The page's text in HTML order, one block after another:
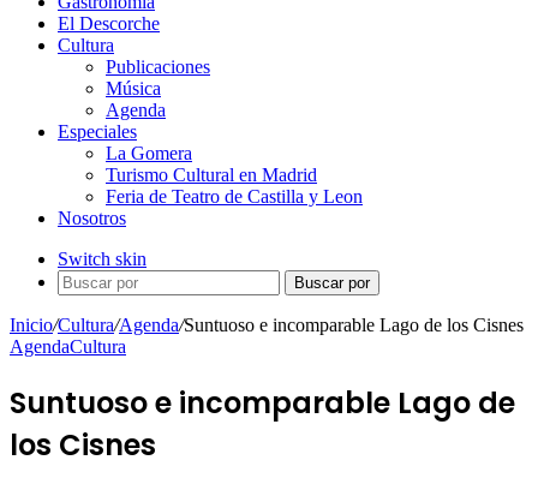
El Descorche
Cultura
Publicaciones
Música
Agenda
Especiales
La Gomera
Turismo Cultural en Madrid
Feria de Teatro de Castilla y Leon
Nosotros
Switch skin
Buscar por
Inicio/Cultura/Agenda/Suntuoso e incomparable Lago de los Cisnes
AgendaCultura
Suntuoso e incomparable Lago de
los Cisnes